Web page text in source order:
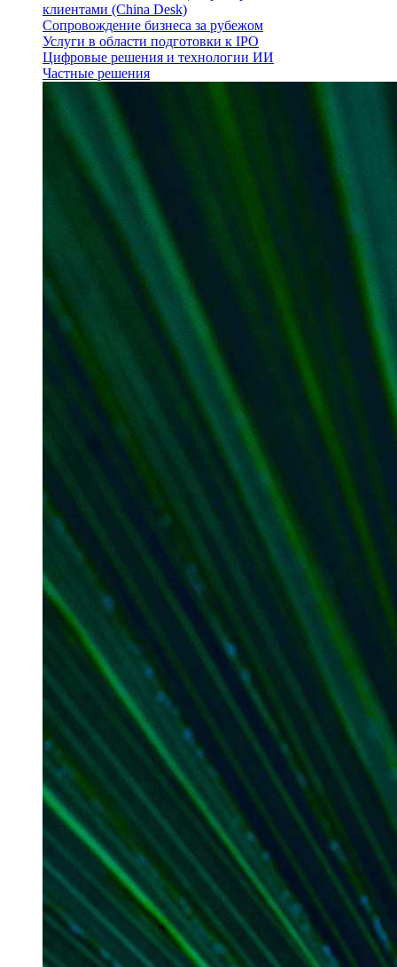
клиентами (China Desk)
Сопровождение бизнеса за рубежом
Услуги в области подготовки к IPO
Цифровые решения и технологии ИИ
Частные решения